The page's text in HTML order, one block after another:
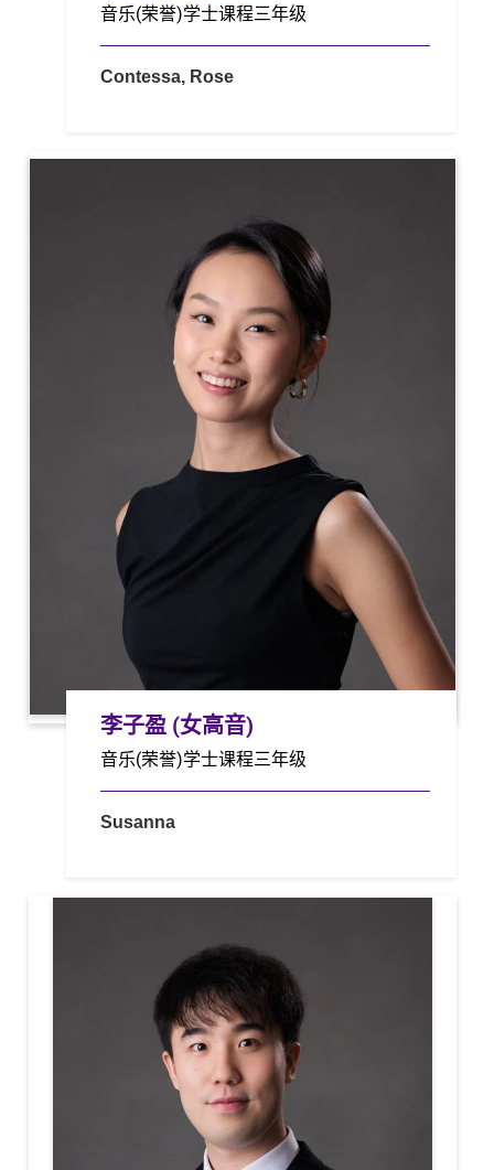
音乐(荣誉)学士课程三年级
Contessa, Rose
李子盈 (女高音)
音乐(荣誉)学士课程三年级
Susanna